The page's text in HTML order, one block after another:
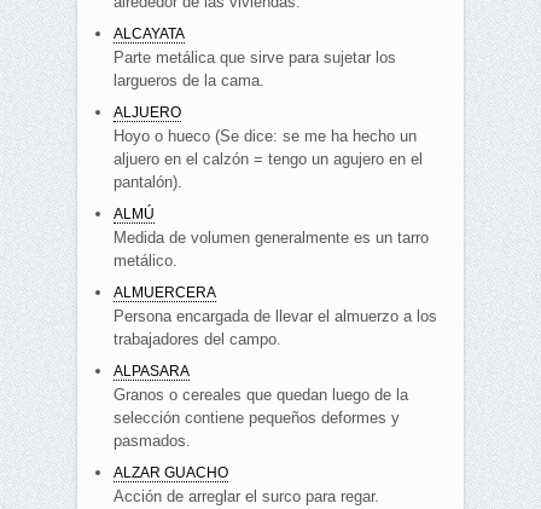
ALCAYATA
Parte metálica que sirve para sujetar los
largueros de la cama.
ALJUERO
Hoyo o hueco (Se dice: se me ha hecho un
aljuero en el calzón = tengo un agujero en el
pantalón).
ALMÚ
Medida de volumen generalmente es un tarro
metálico.
ALMUERCERA
Persona encargada de llevar el almuerzo a los
trabajadores del campo.
ALPASARA
Granos o cereales que quedan luego de la
selección contiene pequeños deformes y
pasmados.
ALZAR GUACHO
Acción de arreglar el surco para regar.